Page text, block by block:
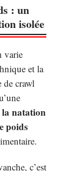
: un
isolée
varie
et la
de crawl
la natation
poids
c’est